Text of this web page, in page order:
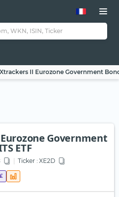
Xtrackers II Eurozone Government Bond
Government
ETF
Ticker : XE2D
£